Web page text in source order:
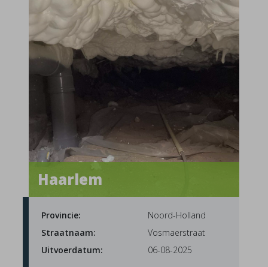
Haarlem
Provincie:
Noord-Holland
Straatnaam:
Vosmaerstraat
Uitvoerdatum:
06-08-2025